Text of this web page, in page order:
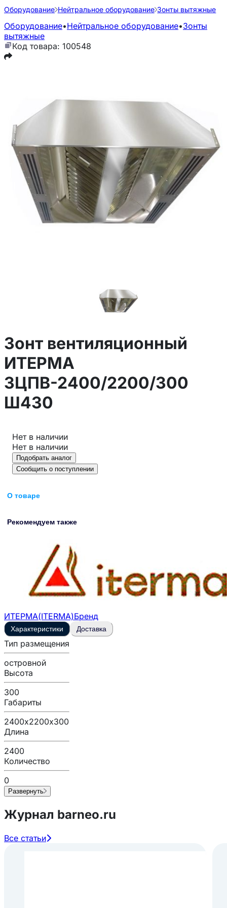
Оборудование Нейтральное оборудование Зонты вытяжные
Оборудование•Нейтральное оборудование•Зонты
вытяжные
Код товара: 100548
Зонт вентиляционный
ИТЕРМА
ЗЦПВ-2400/2200/300
Ш430
Нет в наличии
Нет в наличии
Подобрать аналог
Сообщить о поступлении
О товаре
Рекомендуем также
ИТЕРМА(ITERMA)Бренд
Характеристики Доставка
Тип размещения
островной
Высота
300
Габариты
2400х2200х300
Длина
2400
Количество
0
Развернуть
Журнал barneo.ru
Все статьи